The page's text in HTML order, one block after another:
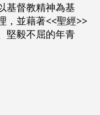
基督教精神為基
，並藉著<<聖經>>
堅毅不屈的年青